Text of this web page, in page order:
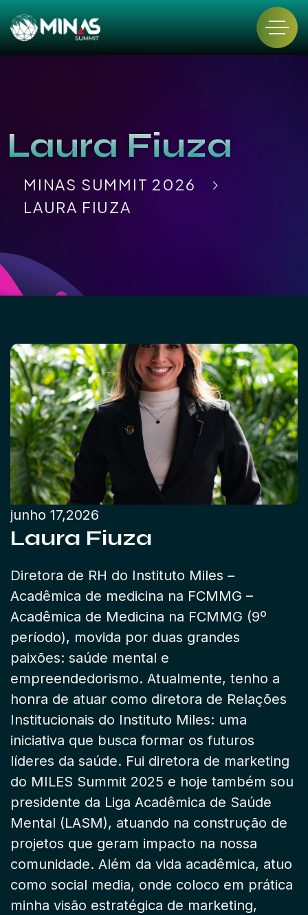
Laura Fiuza
MINAS SUMMIT 2026
LAURA FIUZA
junho 17,2026
Laura Fiuza
Diretora de RH do Instituto Miles –
Acadêmica de medicina na FCMMG –
Acadêmica de Medicina na FCMMG (9º
período), movida por duas grandes
paixões: saúde mental e
empreendedorismo. Atualmente, tenho a
honra de atuar como diretora de Relações
Institucionais do Instituto Miles: uma
iniciativa que busca formar os futuros
líderes da saúde. Fui diretora de marketing
do MILES Summit 2025 e hoje também sou
presidente da Liga Acadêmica de Saúde
Mental (LASM), atuando na construção de
projetos que geram impacto na nossa
comunidade. Além da vida acadêmica, atuo
como social media, onde coloco em prática
minha visão estratégica de marketing,